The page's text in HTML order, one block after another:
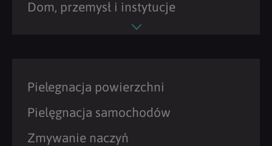
Dom, przemysł i instytucje
Pielegnacja powierzchni
Pielęgnacja samochodów
Zmywanie naczyń